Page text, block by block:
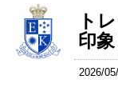
ト
印
2026/